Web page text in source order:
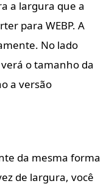
a largura que a
para WEBP. A
No lado
o tamanho da
a versão
da mesma forma
de largura, você